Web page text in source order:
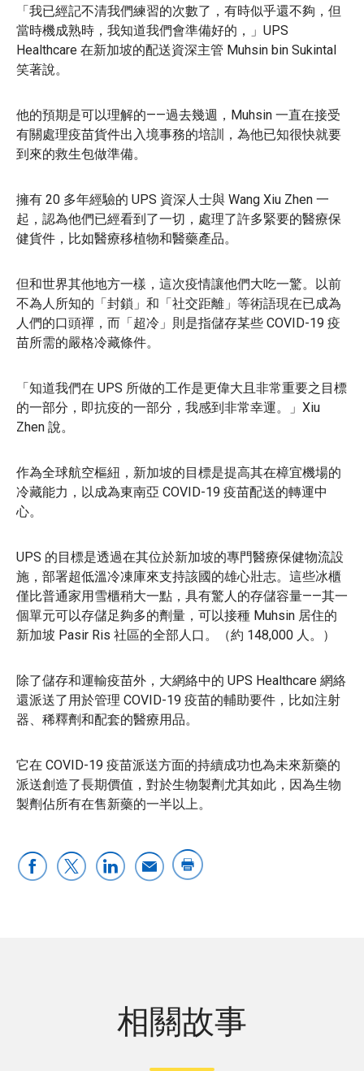
「我已經記不清我們練習的次數了，有時似乎還不夠，但
當時機成熟時，我知道我們會準備好的，」UPS
Healthcare 在新加坡的配送資深主管 Muhsin bin Sukintal
笑著說。
他的預期是可以理解的——過去幾週，Muhsin 一直在接受
有關處理疫苗貨件出入境事務的培訓，為他已知很快就要
到來的救生包做準備。
擁有 20 多年經驗的 UPS 資深人士與 Wang Xiu Zhen 一
起，認為他們已經看到了一切，處理了許多緊要的醫療保
健貨件，比如醫療移植物和醫藥產品。
但和世界其他地方一樣，這次疫情讓他們大吃一驚。以前
不為人所知的「封鎖」和「社交距離」等術語現在已成為
人們的口頭禪，而「超冷」則是指儲存某些 COVID-19 疫
苗所需的嚴格冷藏條件。
「知道我們在 UPS 所做的工作是更偉大且非常重要之目標
的一部分，即抗疫的一部分，我感到非常幸運。」Xiu
Zhen 說。
作為全球航空樞紐，新加坡的目標是提高其在樟宜機場的
冷藏能力，以成為東南亞 COVID-19 疫苗配送的轉運中
心。
UPS 的目標是透過在其位於新加坡的專門醫療保健物流設
施，部署超低溫冷凍庫來支持該國的雄心壯志。這些冰櫃
僅比普通家用雪櫃稍大一點，具有驚人的存儲容量——其一
個單元可以存儲足夠多的劑量，可以接種 Muhsin 居住的
新加坡 Pasir Ris 社區的全部人口。（約 148,000 人。）
除了儲存和運輸疫苗外，大網絡中的 UPS Healthcare 網絡
還派送了用於管理 COVID-19 疫苗的輔助要件，比如注射
器、稀釋劑和配套的醫療用品。
它在 COVID-19 疫苗派送方面的持續成功也為未來新藥的
派送創造了長期價值，對於生物製劑尤其如此，因為生物
製劑佔所有在售新藥的一半以上。
相關故事